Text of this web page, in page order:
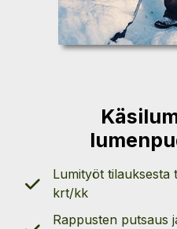
Lumityöt tilauksesta
krt/kk
Rappusten putsaus